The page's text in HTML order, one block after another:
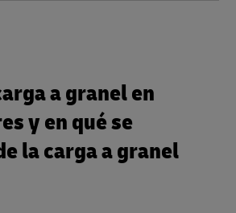
a granel en
y en qué se
la carga a granel